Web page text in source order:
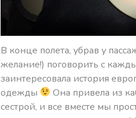
В конце полета, убрав у
желание!) поговорить с
заинтересовала история
одежды
Она привела из
сестрой, и все вместе мы